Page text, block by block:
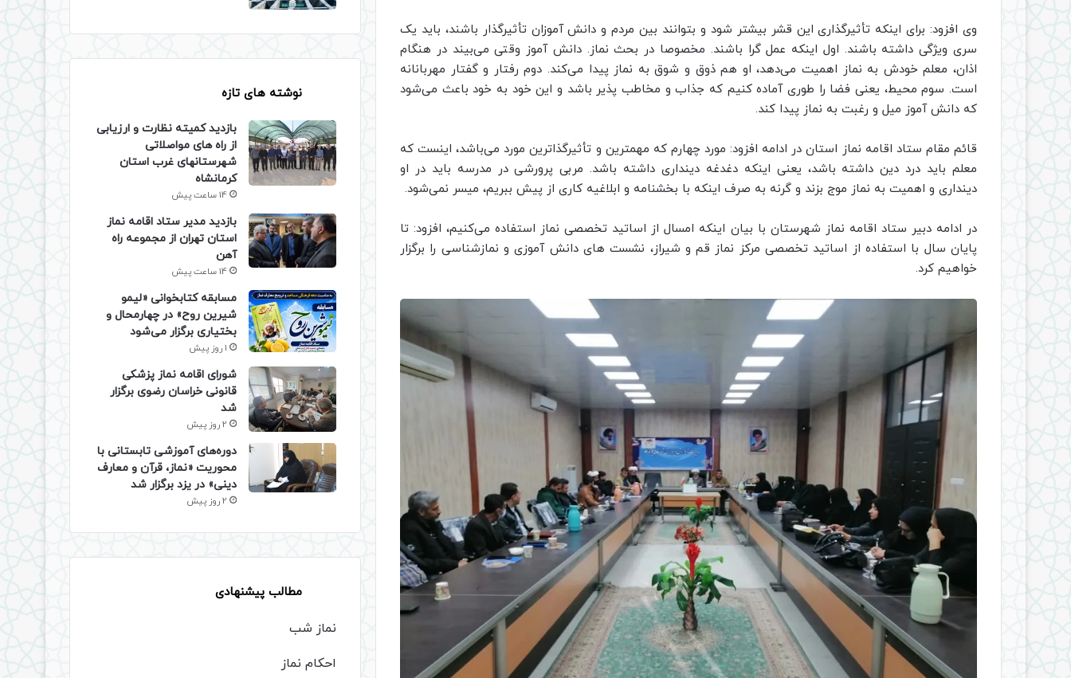
وی افزود: برای اینکه تأثیرگذاری این قشر بیشتر شود و بتوانند بین مردم و دانش آموزان تأثیرگذار باشند، باید یک
سری ویژگی داشته باشند. اول اینکه عمل گرا باشند. مخصوصا در بحث نماز. دانش آموز وقتی می‌بیند در هنگام
اذان، معلم خودش به نماز اهمیت می‌دهد، او هم ذوق و شوق به نماز پیدا می‌کند. دوم رفتار و گفتار مهربانانه
است. سوم محیط، یعنی فضا را طوری آماده کنیم که جذاب و مخاطب پذیر باشد و این خود به خود باعث می‌شود
که دانش آموز میل و رغبت به نماز پیدا کند.
قائم مقام ستاد اقامه نماز استان در ادامه افزود: مورد چهارم که مهمترین و تأثیرگذاترین مورد می‌باشد، اینست که
معلم باید درد دین داشته باشد، یعنی اینکه دغدغه دینداری داشته باشد. مربی پرورشی در مدرسه باید در او
دینداری و اهمیت به نماز موج بزند و گرنه به صرف اینکه با بخشنامه و ابلاغیه کاری از پیش ببریم، میسر نمی‌شود.
در ادامه دبیر ستاد اقامه نماز شهرستان با بیان اینکه امسال از اساتید تخصصی نماز استفاده می‌کنیم، افزود: تا
پایان سال با استفاده از اساتید تخصصی مرکز نماز قم و شیراز، نشست های دانش آموزی و نمازشناسی را برگزار
خواهیم کرد.
نوشته های تازه
بازدید کمیته نظارت و ارزیابی
از راه های مواصلاتی
شهرستانهای غرب استان
کرمانشاه
14 ساعت پیش
بازدید مدیر ستاد اقامه نماز
استان تهران از مجموعه راه
آهن
14 ساعت پیش
مسابقه کتابخوانی «لیمو
شیرین روح» در چهارمحال و
بختیاری برگزار می‌شود
1 روز پیش
شورای اقامه نماز پزشکی
قانونی خراسان رضوی برگزار
شد
2 روز پیش
دوره‌های آموزشی تابستانی با
محوریت «نماز، قرآن و معارف
دینی» در یزد برگزار شد
2 روز پیش
مطالب پیشنهادی
نماز شب
احکام نماز